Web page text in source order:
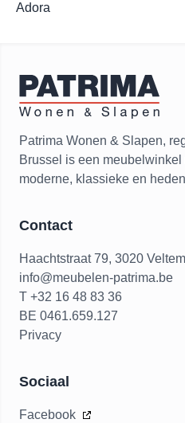
Adora
Patrima Wonen & Slapen,
Brussel is een
moderne, klassieke en
Contact
Haachtstraat 79, 3020 Veltem
info@meubelen-patrima.be
T +32 16 48 83 36
BE 0461.659.127
Privacy
Sociaal
Facebook